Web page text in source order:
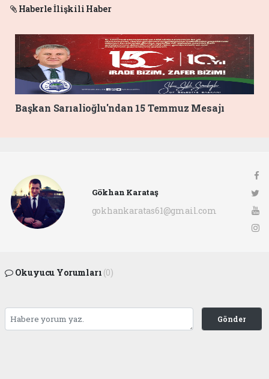
Haberle İlişkili Haber
Başkan Sarıalioğlu'ndan 15 Temmuz Mesajı
Gökhan Karataş
gokhankaratas61@gmail.com
Okuyucu Yorumları (0)
Gönder